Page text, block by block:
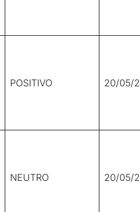
POSITIVO 20/05/
NEUTRO 20/05/